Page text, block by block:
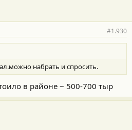
#1.930
набрать и спросить.
в районе ~ 500-700 тыр